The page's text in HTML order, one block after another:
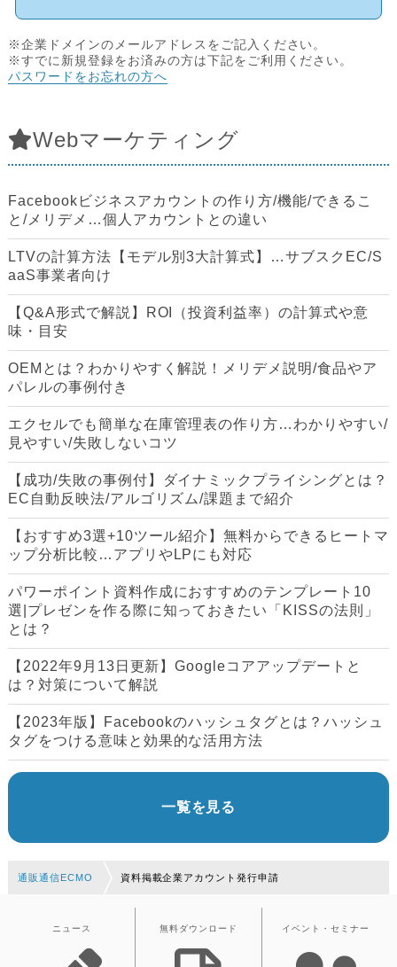
※企業ドメインのメールアドレスをご記入ください。
※すでに新規登録をお済みの方は下記をご利用ください。
パスワードをお忘れの方へ
Webマーケティング
Facebookビジネスアカウントの作り方/機能/できるこ
と/メリデメ…個人アカウントとの違い
LTVの計算方法【モデル別3大計算式】…サブスクEC/S
aaS事業者向け
【Q&A形式で解説】ROI（投資利益率）の計算式や意
味・目安
OEMとは？わかりやすく解説！メリデメ説明/食品やア
パレルの事例付き
エクセルでも簡単な在庫管理表の作り方…わかりやすい/
見やすい/失敗しないコツ
【成功/失敗の事例付】ダイナミックプライシングとは？
EC自動反映法/アルゴリズム/課題まで紹介
【おすすめ3選+10ツール紹介】無料からできるヒートマ
ップ分析比較…アプリやLPにも対応
パワーポイント資料作成におすすめのテンプレート10
選|プレゼンを作る際に知っておきたい「KISSの法則」
とは？
【2022年9月13日更新】Googleコアアップデートと
は？対策について解説
【2023年版】Facebookのハッシュタグとは？ハッシュ
タグをつける意味と効果的な活用方法
一覧を見る
通販通信ECMO 資料掲載企業アカウント発行申請
ニュース 無料ダウンロード イベント・セミナー